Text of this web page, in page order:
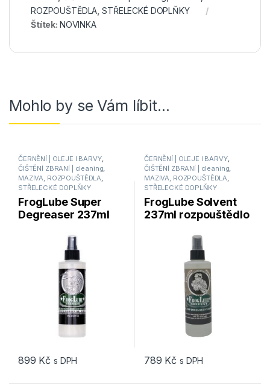
ROZPOUŠTĚDLA ,STŘELECKÉ DOPLŇKY
Štítek: NOVINKA
Mohlo by se Vám líbit…
ČERNĚNÍ | OLEJE l BARVY,
ČIŠTĚNÍ ZBRANÍ | cleaning,
MAZIVA, ROZPOUŠTĚDLA,
STŘELECKÉ DOPLŇKY
FrogLube Super
Degreaser 237ml
pumpičkou
899 Kč s DPH
ČERNĚNÍ | OLEJE l BARVY,
ČIŠTĚNÍ ZBRANÍ | cleaning,
MAZIVA, ROZPOUŠTĚDLA,
STŘELECKÉ DOPLŇKY
FrogLube Solvent
237ml rozpouštědlo
pumpičkou
789 Kč s DPH